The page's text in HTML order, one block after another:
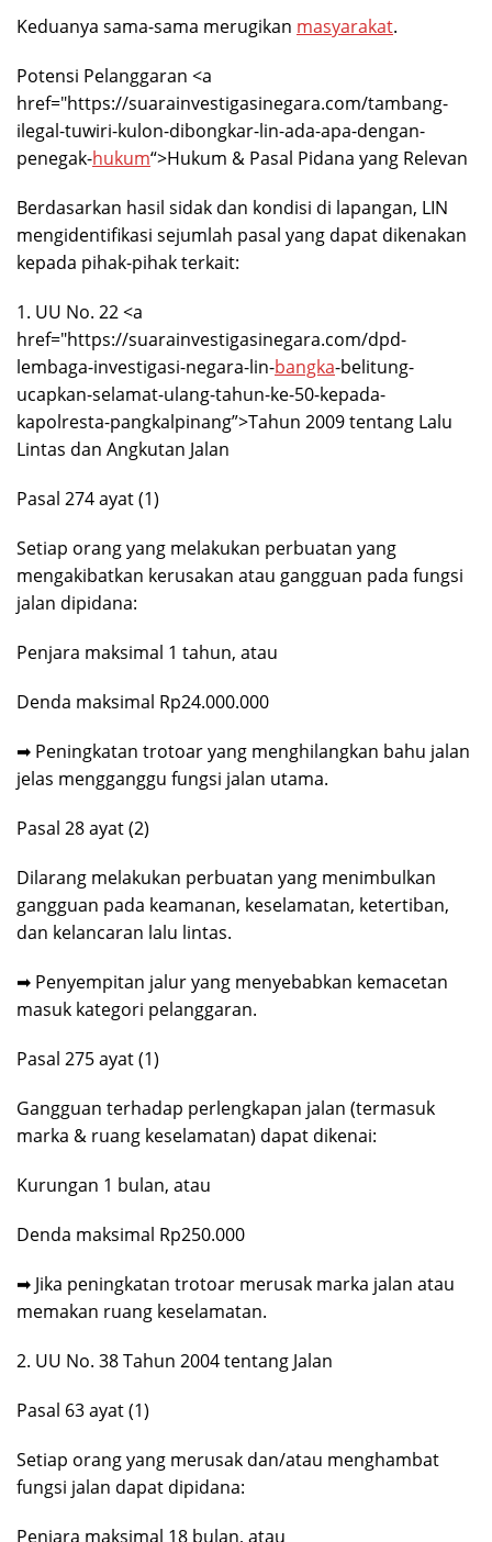
Keduanya sama-sama merugikan masyarakat.
Potensi Pelanggaran <a
href="https://suarainvestigasinegara.com/tambang-
ilegal-tuwiri-kulon-dibongkar-lin-ada-apa-dengan-
penegak-hukum“>Hukum & Pasal Pidana yang Relevan
Berdasarkan hasil sidak dan kondisi di lapangan, LIN
mengidentifikasi sejumlah pasal yang dapat dikenakan
kepada pihak-pihak terkait:
1. UU No. 22 <a
href="https://suarainvestigasinegara.com/dpd-
lembaga-investigasi-negara-lin-bangka-belitung-
ucapkan-selamat-ulang-tahun-ke-50-kepada-
kapolresta-pangkalpinang”>Tahun 2009 tentang Lalu
Lintas dan Angkutan Jalan
Pasal 274 ayat (1)
Setiap orang yang melakukan perbuatan yang
mengakibatkan kerusakan atau gangguan pada fungsi
jalan dipidana:
Penjara maksimal 1 tahun, atau
Denda maksimal Rp24.000.000
➡ Peningkatan trotoar yang menghilangkan bahu jalan
jelas mengganggu fungsi jalan utama.
Pasal 28 ayat (2)
Dilarang melakukan perbuatan yang menimbulkan
gangguan pada keamanan, keselamatan, ketertiban,
dan kelancaran lalu lintas.
➡ Penyempitan jalur yang menyebabkan kemacetan
masuk kategori pelanggaran.
Pasal 275 ayat (1)
Gangguan terhadap perlengkapan jalan (termasuk
marka & ruang keselamatan) dapat dikenai:
Kurungan 1 bulan, atau
Denda maksimal Rp250.000
➡ Jika peningkatan trotoar merusak marka jalan atau
memakan ruang keselamatan.
2. UU No. 38 Tahun 2004 tentang Jalan
Pasal 63 ayat (1)
Setiap orang yang merusak dan/atau menghambat
fungsi jalan dapat dipidana:
Penjara maksimal 18 bulan, atau